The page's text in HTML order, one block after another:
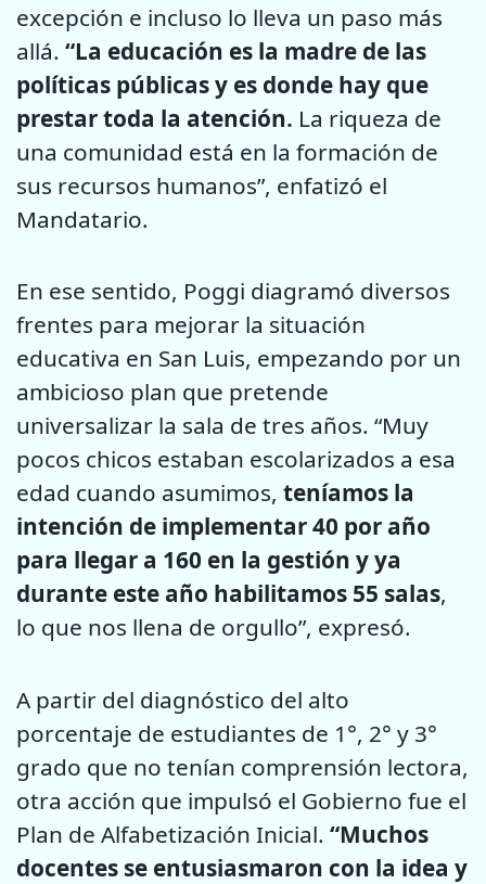
excepción e incluso lo lleva un paso más
allá. “La educación es la madre de las
políticas públicas y es donde hay que
prestar toda la atención. La riqueza de
una comunidad está en la formación de
sus recursos humanos”, enfatizó el
Mandatario.
En ese sentido, Poggi diagramó diversos
frentes para mejorar la situación
educativa en San Luis, empezando por un
ambicioso plan que pretende
universalizar la sala de tres años. “Muy
pocos chicos estaban escolarizados a esa
edad cuando asumimos, teníamos la
intención de implementar 40 por año
para llegar a 160 en la gestión y ya
durante este año habilitamos 55 salas,
lo que nos llena de orgullo”, expresó.
A partir del diagnóstico del alto
porcentaje de estudiantes de 1°, 2° y 3°
grado que no tenían comprensión lectora,
otra acción que impulsó el Gobierno fue el
Plan de Alfabetización Inicial. “Muchos
docentes se entusiasmaron con la idea y